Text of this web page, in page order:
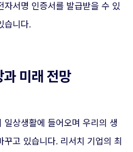
자서명 인증서를 발급받을 수 있
습니다.
미래 전망
일상생활에 들어오며 우리의 생
고 있습니다. 리서치 기업의 최